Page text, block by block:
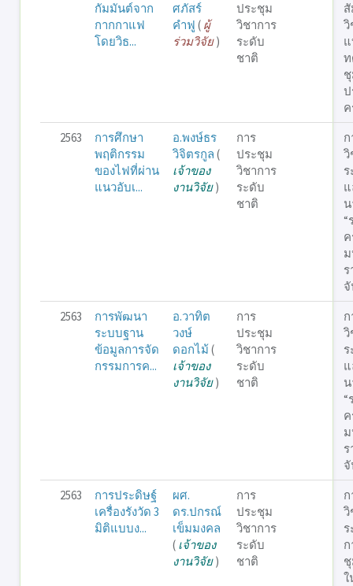
กัมมันต์จาก
กากกาแฟ
โดยวิธ...
ศภัสร์
คำฟู ( ผู้
ร่วมวิจัย)
ประชุม
วิชาการ
ระดับ
ชาติ
วิ
ป
ค
2563
การศึกษา
พฤติกรรม
ของไฟที่ผ่าน
แนวอับเ...
อ.พงษ์ธร
วิจิตรกูล (
เจ้าของ
งานวิจัย)
การ
ประชุม
วิชาการ
ระดับ
ชาติ
วิ
“
ค
2563
การพัฒนา
ระบบฐาน
ข้อมูลการจัด
กรรมการค...
อ.วาทิต
วงษ์
ดอกไม้(
เจ้าของ
งานวิจัย)
การ
ประชุม
วิชาการ
ระดับ
ชาติ
วิ
“
ค
2563
การประดิษฐ์
เครื่องรังวัด 3
มิติแบบง...
ผศ.
ดร.ปกรณ์
เข็มมงคล
( เจ้าของ
งานวิจัย)
การ
ประชุม
วิชาการ
ระดับ
ชาติ
วิ